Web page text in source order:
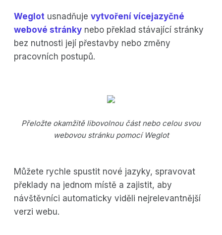
Weglot usnadňuje vytvoření vícejazyčné
webové stránky nebo překlad stávající stránky
bez nutnosti její přestavby nebo změny
pracovních postupů.
Přeložte okamžitě libovolnou část nebo celou svou
webovou stránku pomocí Weglot
Můžete rychle spustit nové jazyky, spravovat
překlady na jednom místě a zajistit, aby
návštěvníci automaticky viděli nejrelevantnější
verzi webu.